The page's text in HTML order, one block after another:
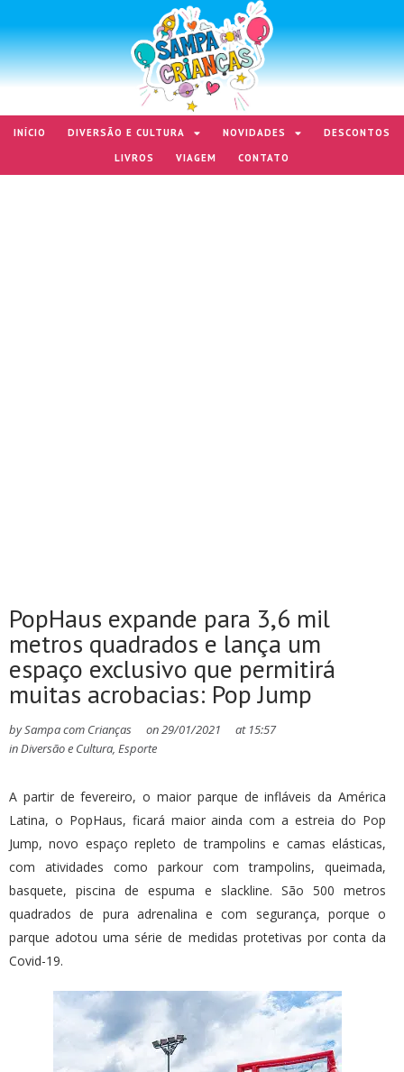
INÍCIO DIVERSÃO E CULTURA NOVIDADES
DESCONTOS
LIVROS
VIAGEM CONTATO
PopHaus expande para 3,6 mil
metros quadrados e lança um
espaço exclusivo que permitirá
muitas acrobacias: Pop Jump
bySampa com Crianças on29/01/2021 at 15:57
inDiversão e Cultura, Esporte
A partir de fevereiro, o maior parque de infláveis da América
Latina, o PopHaus, ficará maior ainda com a estreia do Pop
Jump, novo espaço repleto de trampolins e camas elásticas,
com atividades como parkour com trampolins, queimada,
basquete, piscina de espuma e slackline. São 500 metros
quadrados de pura adrenalina e com segurança, porque o
parque adotou uma série de medidas protetivas por conta da
Covid-19.